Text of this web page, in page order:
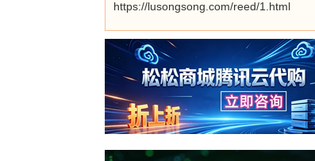
https://lusongsong.com/reed/1.html